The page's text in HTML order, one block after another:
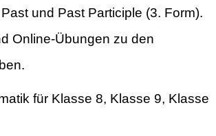
und Past Participle (3. Form).
Online-Übungen zu den
für Klasse 8, Klasse 9, Klasse